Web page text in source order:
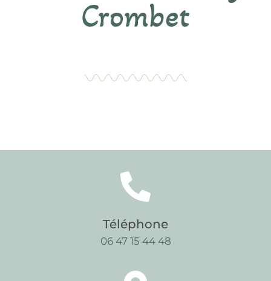
Crombet
Téléphone
06 47 15 44 48